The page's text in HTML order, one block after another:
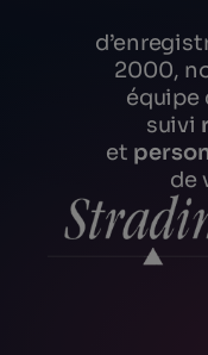
2000,
équipe
suivi
et
de